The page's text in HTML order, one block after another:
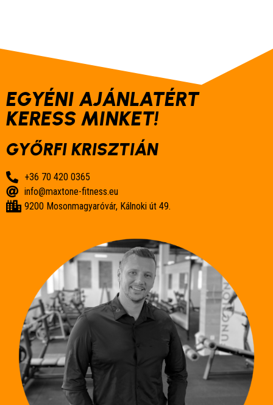
EGYÉNI AJÁNLATÉRT
KERESS MINKET!
GYŐRFI KRISZTIÁN
+36 70 420 0365
info@maxtone-fitness.eu
9200 Mosonmagyaróvár, Kálnoki út 49.